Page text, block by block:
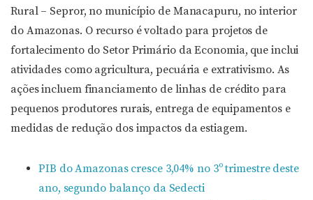
Rural – Sepror, no município de Manacapuru, no interior
do Amazonas. O recurso é voltado para projetos de
fortalecimento do Setor Primário da Economia, que inclui
atividades como agricultura, pecuária e extrativismo. As
ações incluem financiamento de linhas de crédito para
pequenos produtores rurais, entrega de equipamentos e
medidas de redução dos impactos da estiagem.
PIB do Amazonas cresce 3,04% no 3º trimestre deste
ano, segundo balanço da Sedecti